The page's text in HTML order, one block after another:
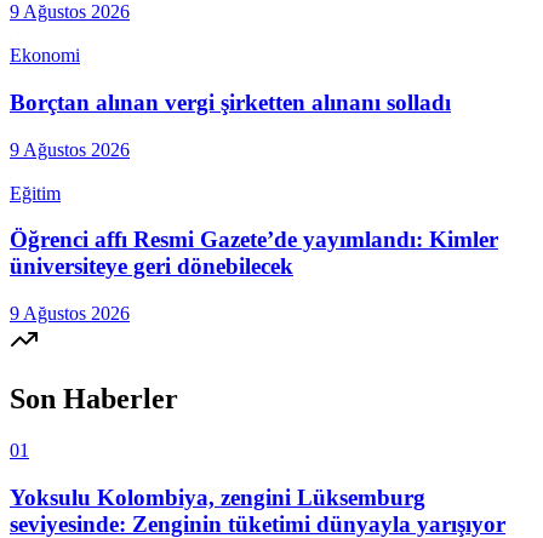
9 Ağustos 2026
Ekonomi
Borçtan alınan vergi şirketten alınanı solladı
9 Ağustos 2026
Eğitim
Öğrenci affı Resmi Gazete’de yayımlandı: Kimler
üniversiteye geri dönebilecek
9 Ağustos 2026
Son Haberler
01
Yoksulu Kolombiya, zengini Lüksemburg
seviyesinde: Zenginin tüketimi dünyayla yarışıyor